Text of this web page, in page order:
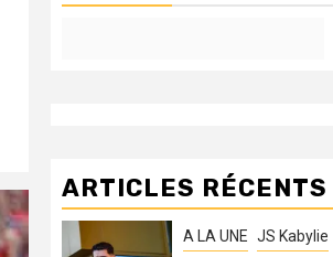
ARTICLES RÉCENTS
A LA UNE JS Kabylie